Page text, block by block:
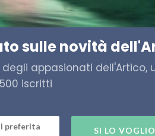
tra
sulle novità
appasionati dell'Artico,
iscritti
SI LO